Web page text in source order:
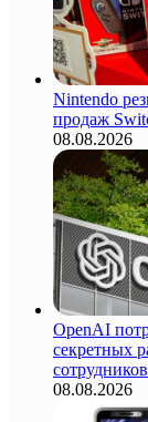
Nintendo
продаж
08.08.2026
OpenAI
секретных
08.08.2026